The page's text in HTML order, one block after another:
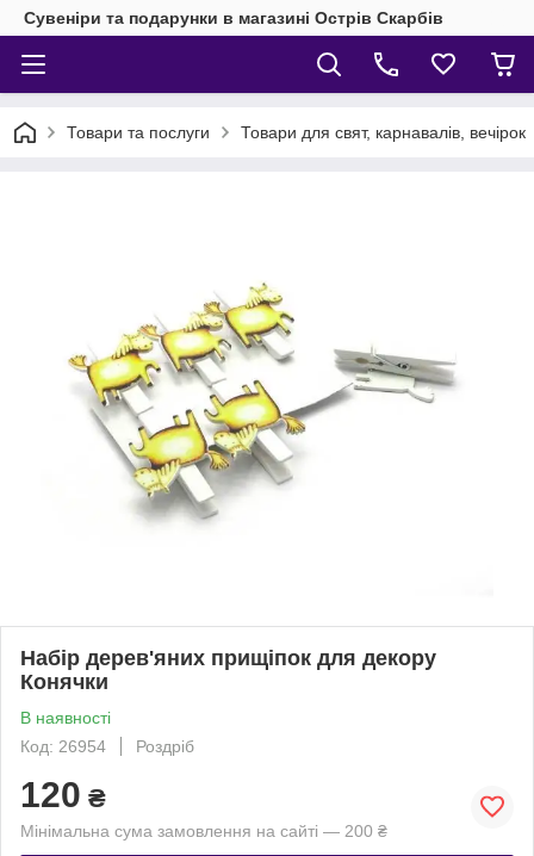
Сувеніри та подарунки в магазині Острів Скарбів
Товари та послуги Товари для свят, карнавалів, вечірок
Набір дерев'яних прищіпок для декору
Конячки
В наявності
Код: 26954
Роздріб
120 ₴
Мінімальна сума замовлення на сайті — 200 ₴